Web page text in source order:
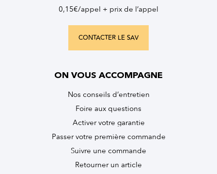
0,15€/appel + prix de l’appel
CONTACTER LE SAV
ON VOUS ACCOMPAGNE
Nos conseils d’entretien
Foire aux questions
Activer votre garantie
Passer votre première commande
Suivre une commande
Retourner un article